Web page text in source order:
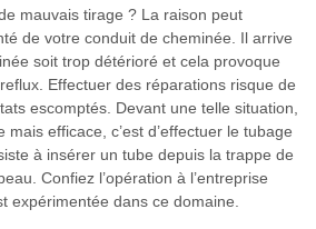
mauvais tirage ? La raison peut
de votre conduit de cheminée. Il arrive
soit trop détérioré et cela provoque
Effectuer des réparations risque de
escomptés. Devant une telle situation,
mais efficace, c’est d’effectuer le tubage
à insérer un tube depuis la trappe de
Confiez l’opération à l’entreprise
expérimentée dans ce domaine.